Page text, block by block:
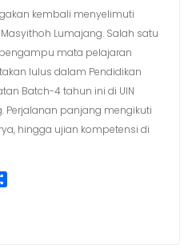
kembali menyelimuti
Lumajang. Salah satu
mata pelajaran
lulus dalam Pendidikan
Batch-4 tahun ini di UIN
Perjalanan panjang mengikuti
hingga ujian kompetensi di